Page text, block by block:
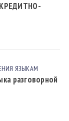
ЯЗЫКАМ
разговорной